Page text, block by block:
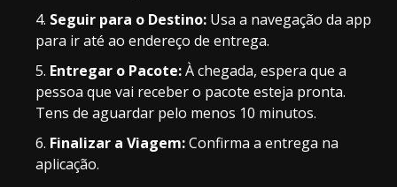
Seguir para o Destino: Usa a navegação da app
para ir até ao endereço de entrega.
Entregar o Pacote:À chegada, espera que a
pessoa que vai receber o pacote esteja pronta.
Tens de aguardar pelo menos 10 minutos.
Finalizar a Viagem:Confirma a entrega na
aplicação.